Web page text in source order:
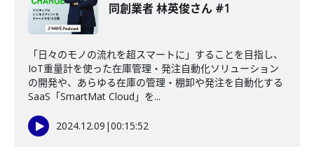
同創業者 林英俊さん #1
「日々のモノの流れを超スマートに」することを目指し、
IoT重量計を使った在庫管理・発注自動化ソリューション
の開発や、あらゆる在庫の管理・棚卸や発注を自動化する
SaaS「SmartMat Cloud」を...
2024.12.09 |00:15:52